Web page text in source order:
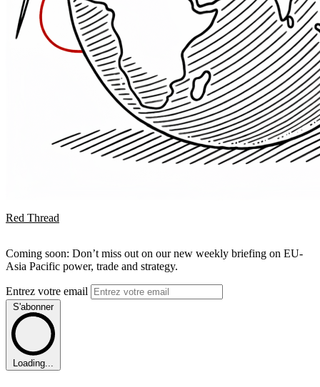
Red Thread
Coming soon: Don’t miss out on our new weekly briefing on EU-
Asia Pacific power, trade and strategy.
Entrez votre email
S'abonner
Loading...